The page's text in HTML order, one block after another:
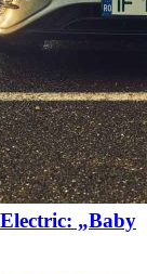
„Baby